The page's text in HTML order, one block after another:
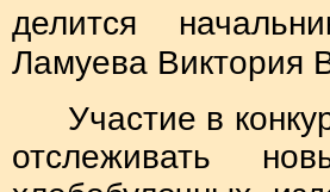
делится
Ламуева Виктория
Участие в
отслеживать